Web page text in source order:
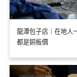
龍潭包子店｜在地人
都是銅板價